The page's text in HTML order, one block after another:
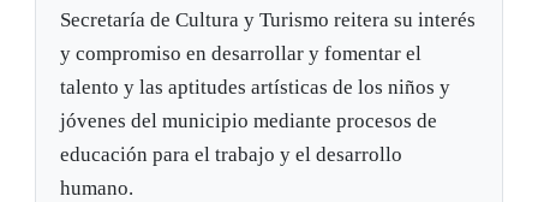
Secretaría de Cultura y Turismo reitera su interés
y compromiso en desarrollar y fomentar el
talento y las aptitudes artísticas de los niños y
jóvenes del municipio mediante procesos de
educación para el trabajo y el desarrollo
humano.